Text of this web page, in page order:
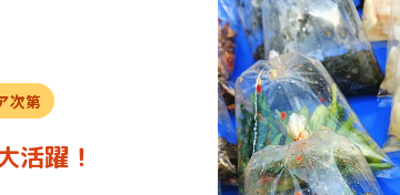
次第
活躍！